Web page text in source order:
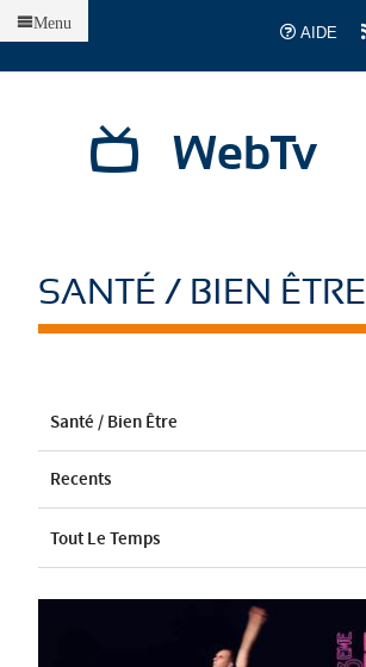
AIDE
WebTv
Menu
SANTÉ / BIEN ÊTRE
Santé / Bien Être
Recents
Tout Le Temps